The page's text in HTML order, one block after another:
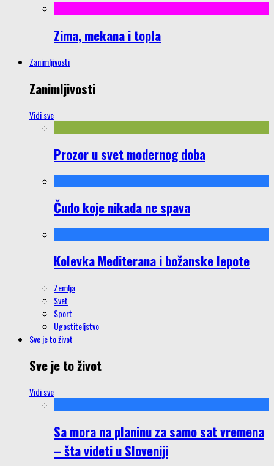
Zima, mekana i topla
Zanimljivosti
Zanimljivosti
Vidi sve
Prozor u svet modernog doba
Čudo koje nikada ne spava
Kolevka Mediterana i božanske lepote
Zemlja
Svet
Sport
Ugostiteljstvo
Sve je to život
Sve je to život
Vidi sve
Sa mora na planinu za samo sat vremena
– šta videti u Sloveniji